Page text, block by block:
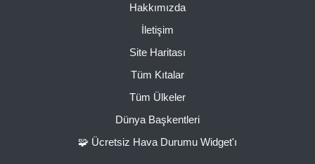
Hakkımızda
İletişim
Site Haritası
Tüm Kıtalar
Tüm Ülkeler
Dünya Başkentleri
🧩 Ücretsiz Hava Durumu Widget'ı